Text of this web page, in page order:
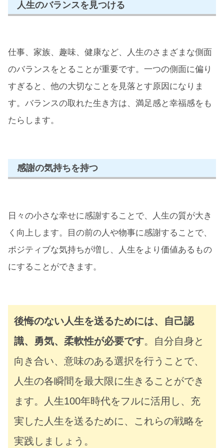
人生のバランスを見つける
仕事、家族、趣味、健康など、人生のさまざまな側面
のバランスをとることが重要です。一つの側面に偏り
すぎると、他の大切なことを見落とす原因になりま
す。バランスの取れた生き方は、満足感と幸福感をも
たらします。
感謝の気持ちを持つ
日々の小さな幸せに感謝することで、人生の質が大き
く向上します。目の前の人や物事に感謝することで、
ポジティブな気持ちが増し、人生をより価値あるもの
にすることができます。
後悔のない人生を送るためには、自己認
識、勇気、柔軟性が必要です。自分自身と
向き合い、意味のある選択を行うことで、
人生の各瞬間を最大限に生きることができ
ます。人生100年時代をフルに活用し、充
実した人生を送るために、これらの戦略を
実践しましょう。